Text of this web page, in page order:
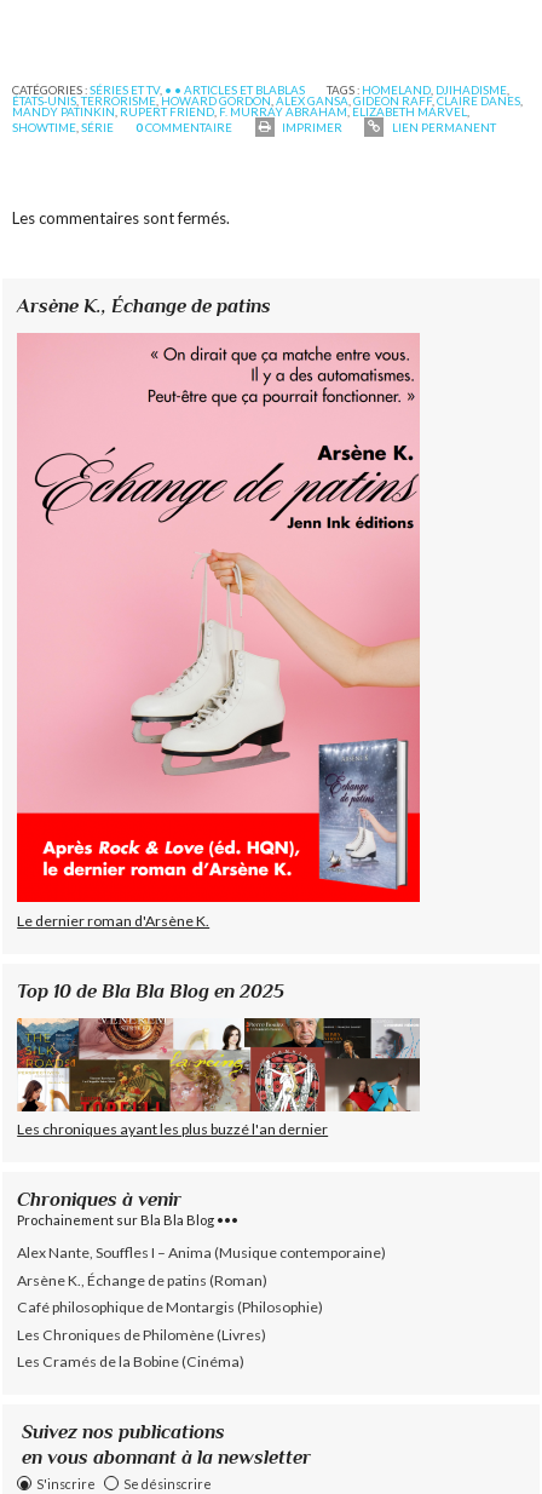
CATÉGORIES :SÉRIES ET TV, • • ARTICLES ET BLABLAS TAGS : HOMELAND DJIHADISME
ÉTATS-UNIS ,TERRORISME ,HOWARD GORDON ,ALEX GANSA ,GIDEON RAFF,CLAIRE DANES
MANDY PATINKIN RUPERT FRIEND F. MURRAY ABRAHAM,ELIZABETH MARVEL
SHOWTIME ,SÉRIE 0COMMENTAIRE IMPRIMER LIEN PERMANENT
Les commentaires sont fermés.
Arsène K.,Échange de patins
Le dernier roman d'Arsène K.
Top 10 de Bla Bla Blog en 2025
Les chroniques ayant les plus buzzé l'an dernier
Chroniques à venir
Prochainement sur Bla Bla Blog •••
Alex Nante, Souffles I – Anima (Musique contemporaine)
Arsène K., Échange de patins (Roman)
Café philosophique de Montargis (Philosophie)
Les Chroniques de Philomène (Livres)
Les Cramés de la Bobine (Cinéma)
Suivez nos publications
en vous abonnant à la newsletter
S'inscrire Se désinscrire